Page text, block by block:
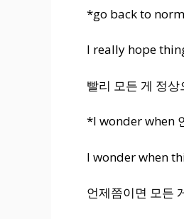
*go back to
I really hope
빨리 모든 게 정
*I wonder when
I wonder when
언제쯤이면 모든